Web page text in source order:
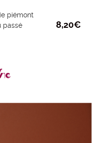
piémont
passé
8,20€